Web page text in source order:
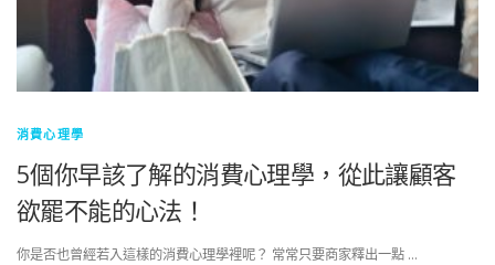
消費心理學
5個你早該了解的消費心理學，從此讓顧客
欲罷不能的心法！
你是否也曾經若入這樣的消費心理學裡呢？ 常常只要商家釋出一點 …